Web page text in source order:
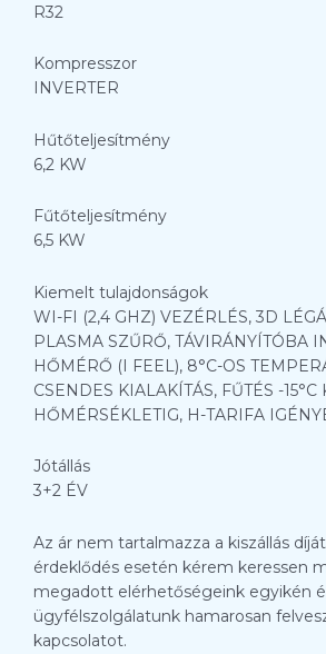
R32
Kompresszor
INVERTER
Hűtőteljesítmény
6,2 KW
Fűtőteljesítmény
6,5 KW
Kiemelt tulajdonságok
WI-FI (2,4 GHZ) VEZÉRLÉS, 3D
PLASMA SZŰRŐ, TÁVIRÁNYÍTÓBA
HŐMÉRŐ (I FEEL), 8°C-OS
CSENDES KIALAKÍTÁS, FŰTÉS -15°C
HŐMÉRSÉKLETIG, H-TARIFA
Jótállás
3+2 ÉV
Az ár nem tartalmazza a kiszállás
érdeklődés esetén kérem keressen
megadott elérhetőségeink egyikén
ügyfélszolgálatunk hamarosan
kapcsolatot.